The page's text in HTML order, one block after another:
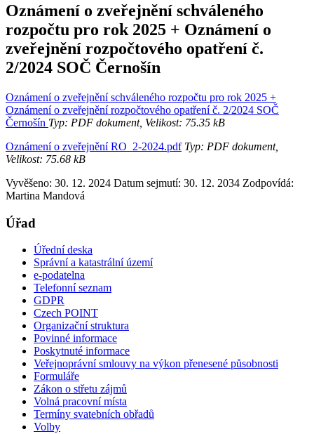
Oznámení o zveřejnění schváleného
rozpočtu pro rok 2025 + Oznámení o
zveřejnění rozpočtového opatření č.
2/2024 SOČ Černošín
Oznámení o zveřejnění schváleného rozpočtu pro rok 2025 +
Oznámení o zveřejnění rozpočtového opatření č. 2/2024 SOČ
Černošín Typ: PDF dokument, Velikost: 75.35 kB
Oznámení o zveřejnění RO_2-2024.pdfTyp: PDF dokument,
Velikost: 75.68 kB
Vyvěšeno: 30. 12. 2024 Datum sejmutí: 30. 12. 2034 Zodpovídá:
Martina Mandová
Úřad
Úřední deska
Správní a katastrální území
e-podatelna
Telefonní seznam
GDPR
Czech POINT
Organizační struktura
Povinné informace
Poskytnuté informace
Veřejnoprávní smlouvy na výkon přenesené působnosti
Formuláře
Zákon o střetu zájmů
Volná pracovní místa
Termíny svatebních obřadů
Volby